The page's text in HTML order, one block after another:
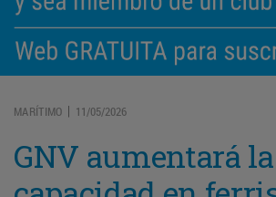
MARÍTIMO | 11/05/2026
GNV aumentará la